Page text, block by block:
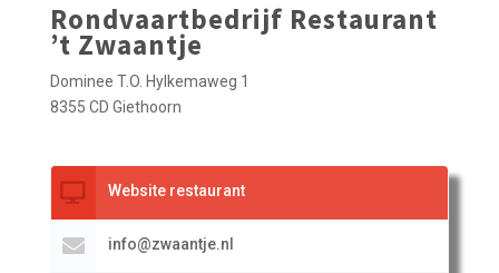
Rondvaartbedrijf Restaurant
’t Zwaantje
Dominee T.O. Hylkemaweg 1
8355 CD Giethoorn
Website restaurant
info@zwaantje.nl